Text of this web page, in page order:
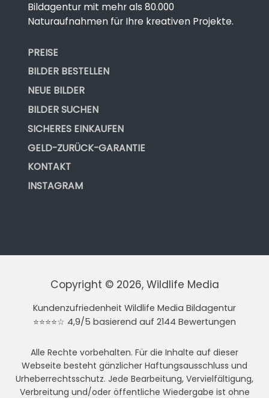
Bildagentur mit mehr als 80.000
Naturaufnahmen für Ihre kreativen Projekte.
PREISE
BILDER BESTELLEN
NEUE BILDER
BILDER SUCHEN
SICHERES EINKAUFEN
GELD-ZURÜCK-GARANTIE
KONTAKT
INSTAGRAM
Copyright © 2026, Wildlife Media
Kundenzufriedenheit Wildlife Media Bildagentur
⭐⭐⭐⭐☆ 4,9/5 basierend auf 2144 Bewertungen
Alle Rechte vorbehalten. Für die Inhalte auf dieser
Webseite besteht gänzlicher Haftungsausschluss und
Urheberrechtsschutz. Jede Bearbeitung, Vervielfältigung,
Verbreitung und/oder öffentliche Wiedergabe ist ohne